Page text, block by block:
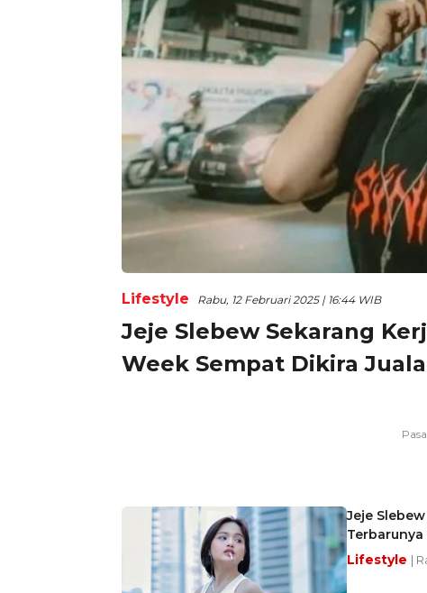
Lifestyle Rabu, 12 Februari 2025 | 16:44 WIB
Jeje Slebew Sekarang
Week Sempat Dikira
Jeje
Lifestyle |